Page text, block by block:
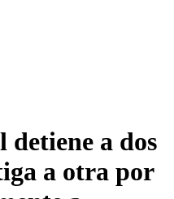
a dos
a otra por